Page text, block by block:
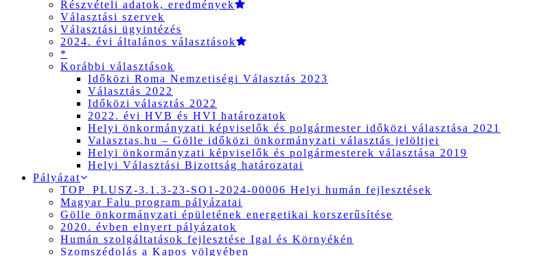
Részvételi adatok, eredmények
Választási szervek
Választási ügyintézés
2024. évi általános választások
*
Korábbi választások
Időközi Roma Nemzetiségi Választás 2023
Választás 2022
Időközi választás 2022
2022. évi HVB és HVI határozatok
Helyi önkormányzati képviselők és polgármester időközi választása 2021
Valasztas.hu – Gölle időközi önkormányzati választás jelöltjei
Helyi önkormányzati képviselők és polgármesterek választása 2019
Helyi Választási Bizottság határozatai
Pályázat
TOP_PLUSZ-3.1.3-23-SO1-2024-00006 Helyi humán fejlesztések
Magyar Falu program pályázatai
Gölle önkormányzati épületének energetikai korszerűsítése
2020. évben elnyert pályázatok
Humán szolgáltatások fejlesztése Igal és Környékén
Szomszédolás a Kapos völgyében